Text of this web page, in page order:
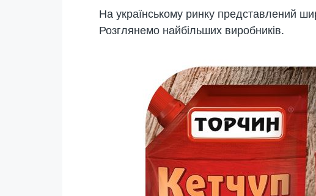
На українському ринку представлений
Розглянемо найбільших виробників.